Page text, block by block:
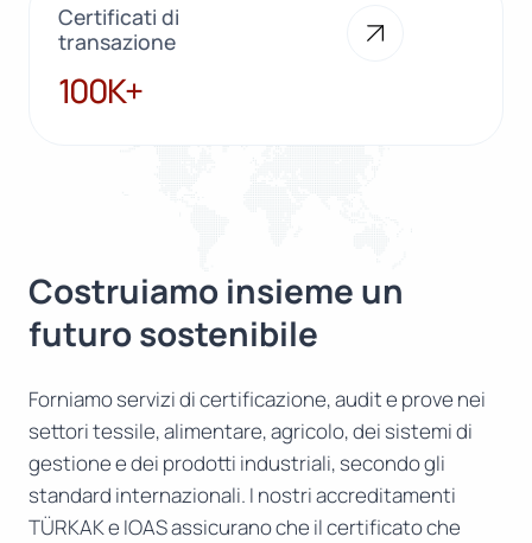
Certificati di
transazione
100K+
100K+
Costruiamo insieme un
futuro sostenibile
Forniamo servizi di certificazione, audit e prove nei
settori tessile, alimentare, agricolo, dei sistemi di
gestione e dei prodotti industriali, secondo gli
standard internazionali. I nostri accreditamenti
TÜRKAK e IOAS assicurano che il certificato che